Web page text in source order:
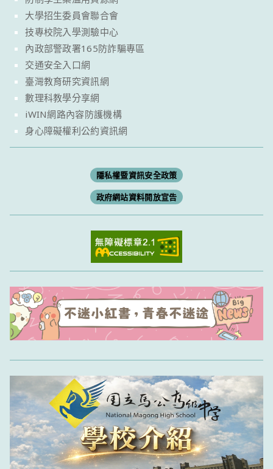
大學招生委員會聯合會
技專校院入學測驗中心
內政部警政署165防詐騙專區
交通安全入口網
臺灣教育研究資訊網
數理科教學分享網
iWIN網路內容防護機構
身心障礙權利公約資訊網
隱私權暨資訊安全政策
政府網站資料開放宣告